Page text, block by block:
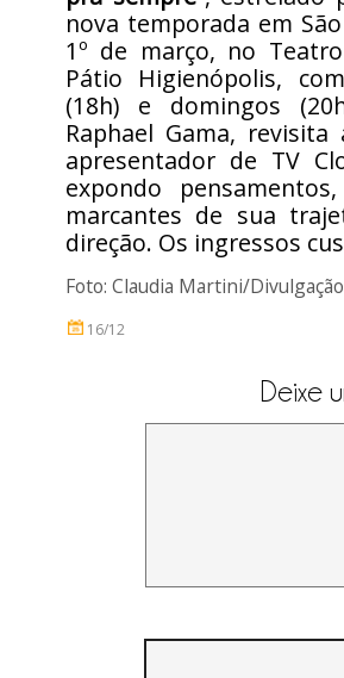
nova temporada em
1º de março, no
Pátio Higienópolis,
(18h) e domingos
Raphael Gama,
apresentador de TV
expondo
marcantes de sua
direção. Os ingressos
Foto: Claudia Martini/Divulgação
16/12
Deixe